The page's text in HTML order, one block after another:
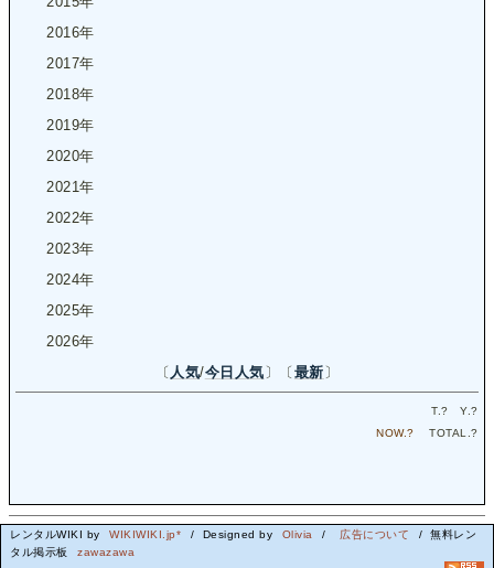
2016年
2017年
2018年
2019年
2020年
2021年
2022年
2023年
2024年
2025年
2026年
〔 人気/今日人気 〕〔 最新 〕
T.? Y.?
NOW.? TOTAL.?
レンタルWIKI by WIKIWIKI.jp* / Designed by Olivia / 広告について
/ 無料レン
タル掲示板
zawazawa